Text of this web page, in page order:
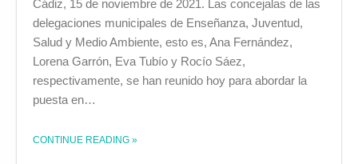
Cádiz, 15 de noviembre de 2021. Las concejalas de las
delegaciones municipales de Enseñanza, Juventud,
Salud y Medio Ambiente, esto es, Ana Fernández,
Lorena Garrón, Eva Tubío y Rocío Sáez,
respectivamente, se han reunido hoy para abordar la
puesta en…
CONTINUE READING
THE "EL AYUNTAMIENTO REALIZARÁ UNA MEMORIA SOBRE LAS DIVERSAS ACTIVIDADES DESARROLLAS EN RESPUESTA A LOS PRINCIPIOS BÁSICOS COMO CIUDAD EDUCADORA "
»